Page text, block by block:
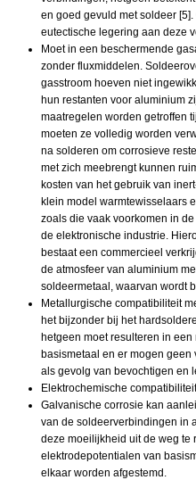
en goed gevuld met soldeer
eutectische legering aan deze
Moet in een beschermende
zonder fluxmiddelen.
gasstroom hoeven niet
hun restanten voor aluminium
maatregelen worden getroffen
moeten ze volledig worden
na solderen om corrosieve
met zich meebrengt kunnen
kosten van het gebruik van
klein model warmtewisselaars
zoals die vaak voorkomen in
de elektronische industrie.
bestaat een commercieel
de atmosfeer van aluminium
soldeermetaal, waarvan wordt
Metallurgische compatibiliteit
het bijzonder bij het
hetgeen moet resulteren in
basismetaal en er mogen
als gevolg van bevochtigen en
Elektrochemische
Galvanische corrosie kan
van de soldeerverbindingen in
deze moeilijkheid uit de weg te
elektrodepotentialen van
elkaar worden afgestemd.